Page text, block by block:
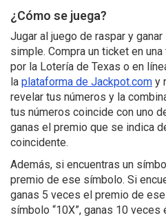
¿Cómo se juega?
Jugar al juego de raspar y
simple. Compra un ticket en
por la Lotería de Texas o en
la plataforma de Jackpot.com y
revelar tus números y la
tus números coincide con uno
ganas el premio que se indica
coincidente.
Además, si encuentras un
premio de ese símbolo. Si
ganas 5 veces el premio de
símbolo “10X”, ganas 10